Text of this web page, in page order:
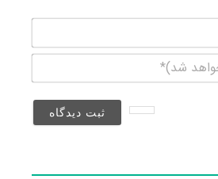
(منتشر